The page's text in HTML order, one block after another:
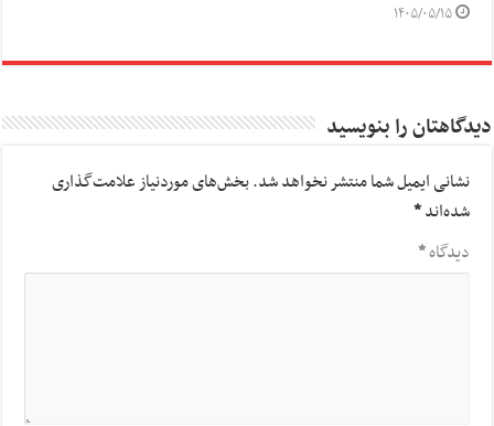
۱۴۰۵/۰۵/۱۵
دیدگاهتان را بنویسید
نشانی ایمیل شما منتشر نخواهد شد.بخش‌های موردنیاز علامت‌گذاری
شده‌اند*
دیدگاه*